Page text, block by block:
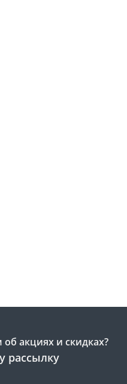
акциях и скидках?
рассылку